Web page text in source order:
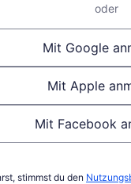
oder
Mit Google
Mit Apple
Mit Facebook
stimmst du den